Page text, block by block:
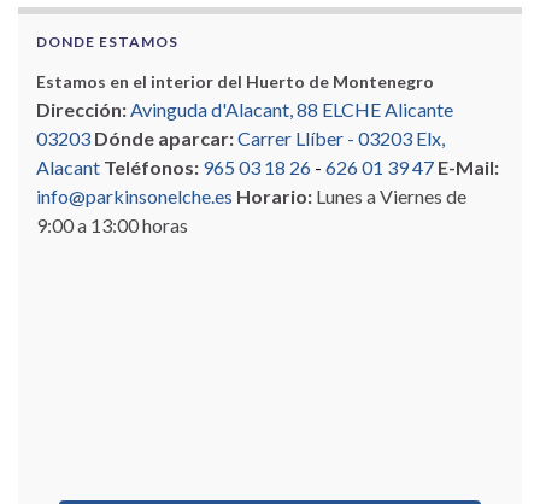
DONDE ESTAMOS
Estamos en el interior del Huerto de Montenegro
Dirección:Avinguda d'Alacant, 88 ELCHE Alicante
03203 Dónde aparcar:Carrer Llíber - 03203 Elx,
Alacant Teléfonos: 965 03 18 26 - 626 01 39 47 E-Mail:
info@parkinsonelche.es Horario: Lunes a Viernes de
9:00 a 13:00 horas